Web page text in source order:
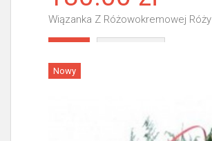
Wiązanka Z Różowokremowej Róży
Nowy